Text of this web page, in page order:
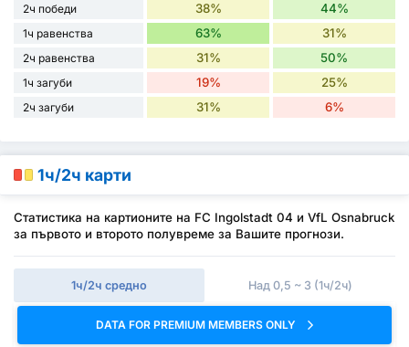
2ч победи 38% 44%
1ч равенства 63% 31%
2ч равенства 31% 50%
1ч загуби 19% 25%
2ч загуби 31% 6%
1ч/2ч карти
Статистика на картионите на FC Ingolstadt 04 и VfL Osnabruck
за първото и второто полувреме за Вашите прогнози.
1ч/2ч средно Над 0,5 ~ 3 (1ч/2ч)
DATA FOR PREMIUM MEMBERS ONLY